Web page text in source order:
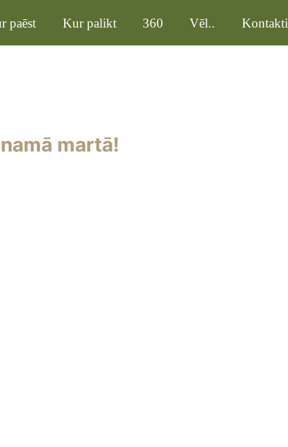
paēst Kur palikt 360 Vēl.. Kontakti
martā!